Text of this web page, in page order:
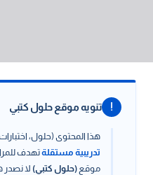
! تنويه موقع حلول كتبي
هذا المحتوى (حلول،
تدريبية مستقلةتهدف
موقع (حلول كتبي) لا نصدر